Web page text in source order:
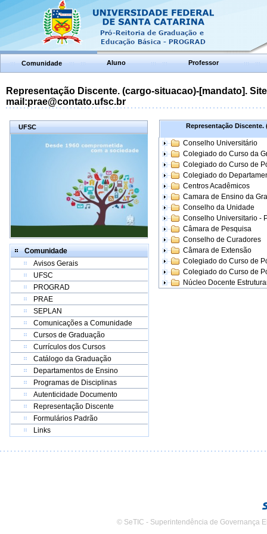
Comunidade Aluno Professor
Representação Discente. (cargo-situacao)-[mandato].
mail:prae@contato.ufsc.br
UFSC
Comunidade
Avisos Gerais
UFSC
PROGRAD
PRAE
SEPLAN
Comunicações a Comunidade
Cursos de Graduação
Currículos dos Cursos
Catálogo da Graduação
Departamentos de Ensino
Programas de Disciplinas
Autenticidade Documento
Representação Discente
Formulários Padrão
Links
Representação Discente.
Conselho Universitário
Colegiado do Curso da
Colegiado do Curso de
Colegiado do
Centros Acadêmicos
Camara de Ensino da
Conselho da Unidade
Conselho Universitario -
Câmara de Pesquisa
Conselho de Curadores
Câmara de Extensão
Colegiado do Curso de
Colegiado do Curso de
Núcleo Docente
© SeTIC - Superintendência de Governança